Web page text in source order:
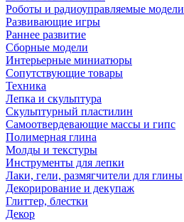
Роботы и радиоуправляемые модели
Развивающие игры
Раннее развитие
Сборные модели
Интерьерные миниатюры
Сопутствующие товары
Техника
Лепка и скульптура
Скульптурный пластилин
Самоотвердевающие массы и гипс
Полимерная глина
Молды и текстуры
Инструменты для лепки
Лаки, гели, размягчители для глины
Декорирование и декупаж
Глиттер, блестки
Декор